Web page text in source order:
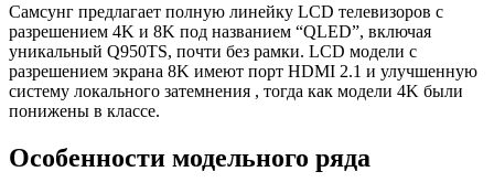
Самсунг предлагает полную линейку LCD телевизоров с
разрешением 4K и 8K под названием “QLED”, включая
уникальный Q950TS, почти без рамки. LCD модели с
разрешением экрана 8K имеют порт HDMI 2.1 и улучшенную
систему локального затемнения , тогда как модели 4K были
понижены в классе.
Особенности модельного ряда